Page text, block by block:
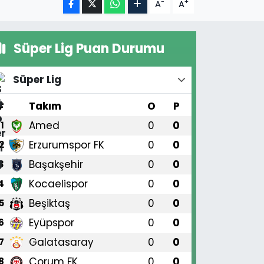
A A
Süper Lig Puan Durumu
Süper Lig
Takım O P
1 Amed 0 0
Erzurumspor FK 0 0
Başakşehir 0 0
Kocaelispor 0 0
Beşiktaş 0 0
Eyüpspor 0 0
Galatasaray 0 0